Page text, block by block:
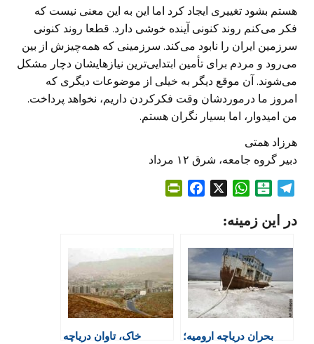
هستم بشود تغییری ایجاد کرد اما این به این معنی نیست که
فکر می‌کنم روند کنونی آینده خوشی دارد. قطعا روند کنونی
سرزمین ایران را نابود می‌کند. سرزمینی که همه‌چیزش از بین
می‌رود و مردم برای تأمین ابتدایی‌ترین نیازهایشان دچار مشکل
می‌شوند. آن موقع دیگر به خیلی از موضوعات دیگری که
امروز ما درموردشان وقت فکرکردن داریم، نخواهد پرداخت.
من امیدوار، اما بسیار نگران هستم.
هرزاد همتی
دبیر گروه جامعه، شرق ۱۲ مرداد
l
g
r
a
m
t
a
r
i
n
W
a
s
A
p
p
t
F
r
i
e
در این زمینه:
بحران دریاچه ارومیه؛
خاک، تاوان دریاچه